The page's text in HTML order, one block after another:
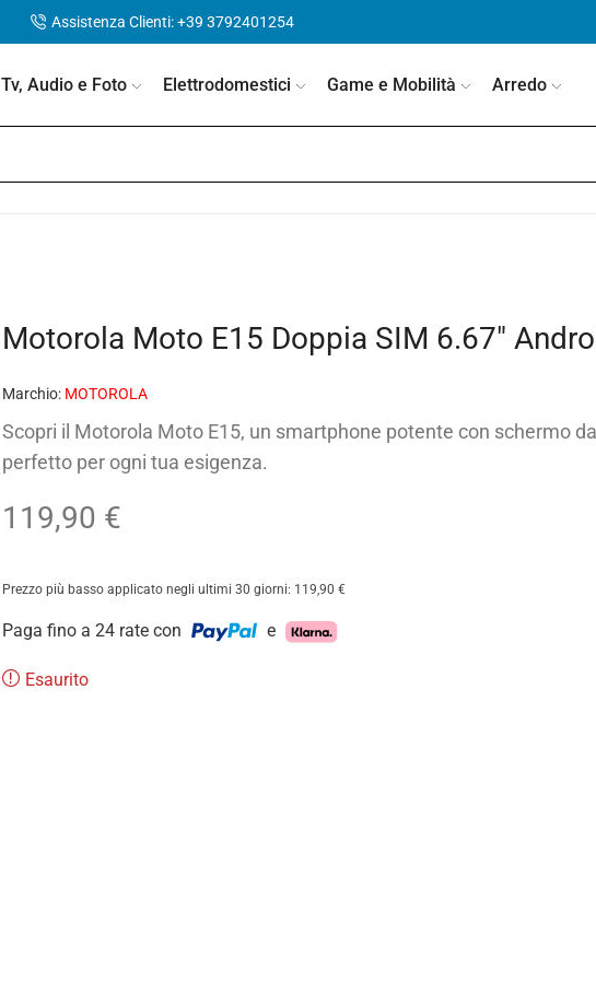
Assistenza Clienti: +39 3792401254
Tv, Audio e Foto Elettrodomestici Game e Mobilità Arredo
Motorola Moto E15 Doppia SIM 6.67″
Marchio: MOTOROLA
Scopri il Motorola Moto E15, un smartphone potente con schermo
perfetto per ogni tua esigenza.
119,90 €
Prezzo più basso applicato negli ultimi 30 giorni: 119,90 €
Paga fino a 24 rate con e
Esaurito